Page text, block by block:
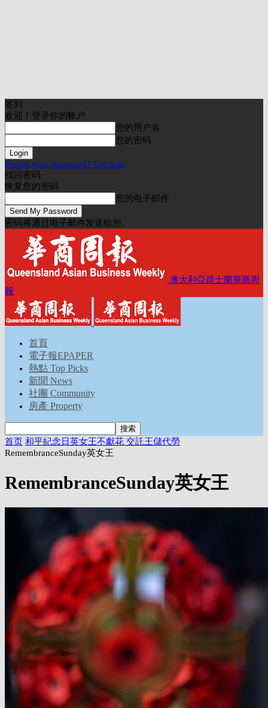
签到
欢迎！登录你的帐户
您的用户名
您的密码
Forgot your password? Get help
找回密码
恢复您的密码
您的电子邮件
密码将通过电子邮件发送给您。
澳大利亞昆士蘭華商周
報
首頁
電子報EPAPER
熱點 Top Picks
新聞 News
社團 Community
房產 Property
首页 和平紀念日英女王不獻花 交託王儲代勞
RemembranceSunday英女王
RemembranceSunday英女王